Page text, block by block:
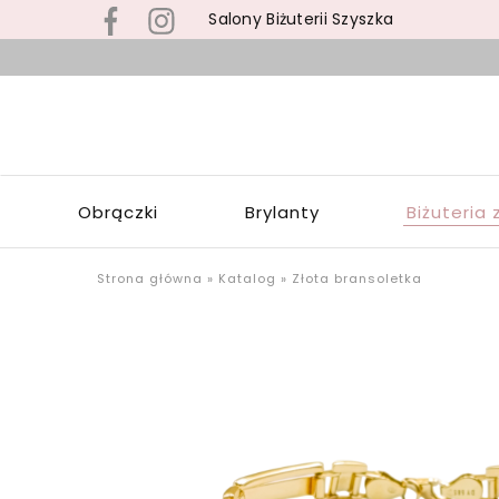
Salony Biżuterii Szyszka
Obrączki Brylanty Biżuteria
Strona główna » Katalog » Złota bransoletka